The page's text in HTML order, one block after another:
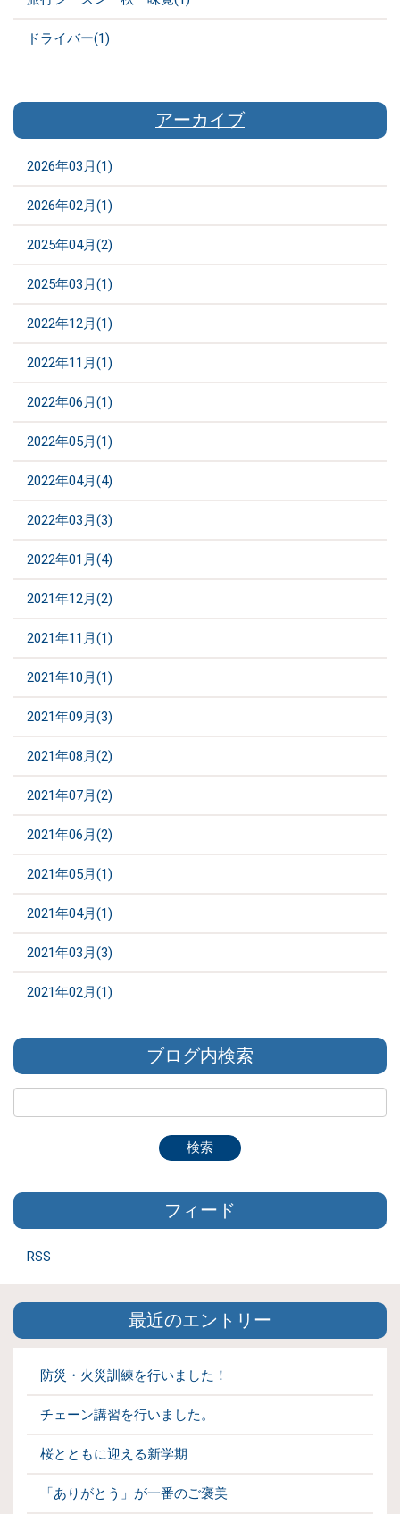
ドライバー(1)
アーカイブ
2026年03月(1)
2026年02月(1)
2025年04月(2)
2025年03月(1)
2022年12月(1)
2022年11月(1)
2022年06月(1)
2022年05月(1)
2022年04月(4)
2022年03月(3)
2022年01月(4)
2021年12月(2)
2021年11月(1)
2021年10月(1)
2021年09月(3)
2021年08月(2)
2021年07月(2)
2021年06月(2)
2021年05月(1)
2021年04月(1)
2021年03月(3)
2021年02月(1)
ブログ内検索
フィード
RSS
最近のエントリー
防災・火災訓練を行いました！
チェーン講習を行いました。
桜とともに迎える新学期
「ありがとう」が一番のご褒美